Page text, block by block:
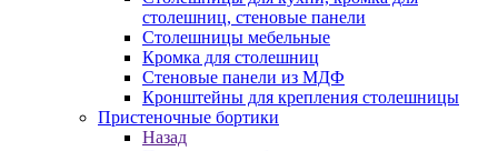
столешниц, стеновые панели
Столешницы мебельные
Кромка для столешниц
Стеновые панели из МДФ
Кронштейны для крепления столешницы
Пристеночные бортики
Назад